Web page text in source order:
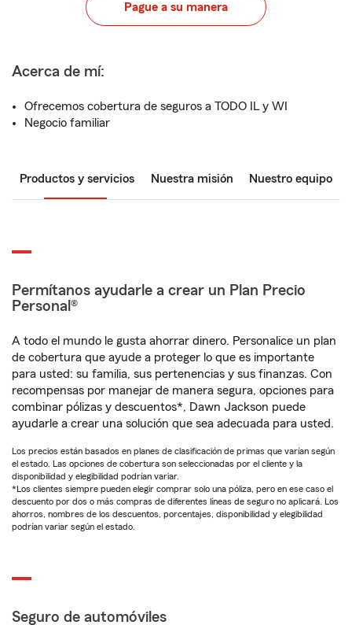
Pague a su manera
Acerca de mí:
Ofrecemos cobertura de seguros a TODO IL y WI
Negocio familiar
Productos y servicios Nuestra misión Nuestro equipo
Permítanos ayudarle a crear un Plan Precio
Personal®
A todo el mundo le gusta ahorrar dinero. Personalice un plan
de cobertura que ayude a proteger lo que es importante
para usted: su familia, sus pertenencias y sus finanzas. Con
recompensas por manejar de manera segura, opciones para
combinar pólizas y descuentos*, Dawn Jackson puede
ayudarle a crear una solución que sea adecuada para usted.
Los precios están basados en planes de clasificación de primas que varían según
el estado. Las opciones de cobertura son seleccionadas por el cliente y la
disponibilidad y elegibilidad podrían variar.
*Los clientes siempre pueden elegir comprar solo una póliza, pero en ese caso el
descuento por dos o más compras de diferentes líneas de seguro no aplicará. Los
ahorros, nombres de los descuentos, porcentajes, disponibilidad y elegibilidad
podrían variar según el estado.
Seguro de automóviles